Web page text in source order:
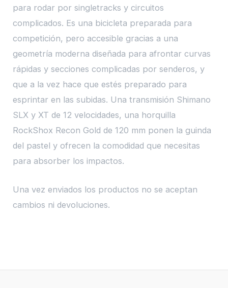
para rodar por singletracks y circuitos
complicados. Es una bicicleta preparada para
competición, pero accesible gracias a una
geometría moderna diseñada para afrontar curvas
rápidas y secciones complicadas por senderos, y
que a la vez hace que estés preparado para
esprintar en las subidas. Una transmisión Shimano
SLX y XT de 12 velocidades, una horquilla
RockShox Recon Gold de 120 mm ponen la guinda
del pastel y ofrecen la comodidad que necesitas
para absorber los impactos.
Una vez enviados los productos no se aceptan
cambios ni devoluciones.